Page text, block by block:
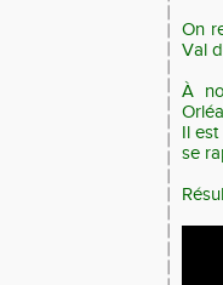
On
Val
À
Il
se